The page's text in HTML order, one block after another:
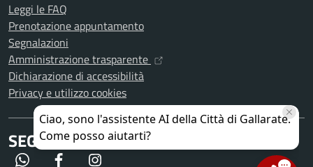
Leggi le FAQ
Prenotazione appuntamento
Segnalazioni
Amministrazione trasparente
Dichiarazione di accessibilità
Privacy e utilizzo cookies
SEGUICI SU
WhatsApp Facebook